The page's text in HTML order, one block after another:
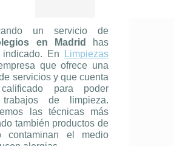
un servicio de
en Madrid
has
indicado. En
Limpiezas
que ofrece una
servicios y que cuenta
para poder
de limpieza.
las técnicas más
también productos de
contaminan el medio